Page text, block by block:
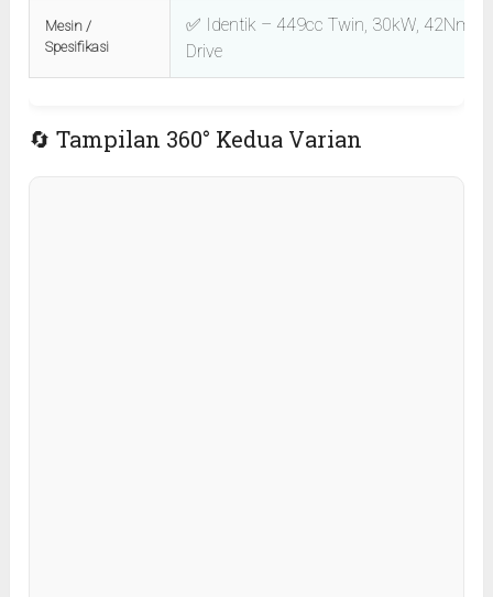
Mesin /
Spesifikasi
✅ Identik – 449cc Twin, 30kW, 42Nm,
Drive
🔄 Tampilan 360° Kedua Varian